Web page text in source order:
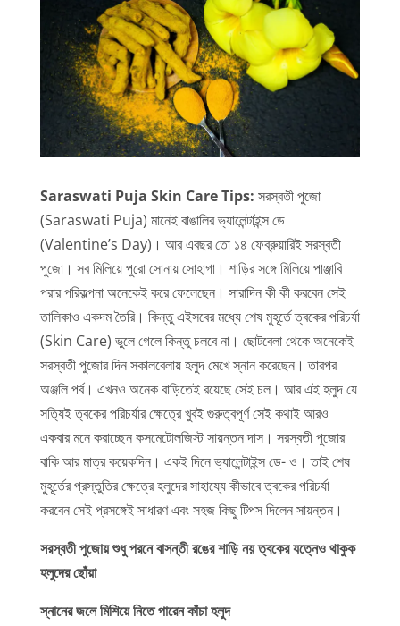
Saraswati Puja Skin Care Tips: সরস্বতী পুজো
(Saraswati Puja) মানেই বাঙালির ভ্যালেন্টাইন্স ডে
(Valentine’s Day)। আর এবছর তো ১৪ ফেব্রুয়ারিই সরস্বতী
পুজো। সব মিলিয়ে পুরো সোনায় সোহাগা। শাড়ির সঙ্গে মিলিয়ে পাঞ্জাবি
পরার পরিকল্পনা অনেকেই করে ফেলেছেন। সারাদিন কী কী করবেন সেই
তালিকাও একদম তৈরি। কিন্তু এইসবের মধ্যে শেষ মুহূর্তে ত্বকের পরিচর্যা
(Skin Care) ভুলে গেলে কিন্তু চলবে না। ছোটবেলা থেকে অনেকেই
সরস্বতী পুজোর দিন সকালবেলায় হলুদ মেখে স্নান করেছেন। তারপর
অঞ্জলি পর্ব। এখনও অনেক বাড়িতেই রয়েছে সেই চল। আর এই হলুদ যে
সত্যিই ত্বকের পরিচর্যার ক্ষেত্রে খুবই গুরুত্বপূর্ণ সেই কথাই আরও
একবার মনে করাচ্ছেন কসমেটোলজিস্ট সায়ন্তন দাস। সরস্বতী পুজোর
বাকি আর মাত্র কয়েকদিন। একই দিনে ভ্যালেন্টাইন্স ডে- ও। তাই শেষ
মুহূর্তের প্রস্তুতির ক্ষেত্রে হলুদের সাহায্যে কীভাবে ত্বকের পরিচর্যা
করবেন সেই প্রসঙ্গেই সাধারণ এবং সহজ কিছু টিপস দিলেন সায়ন্তন।
সরস্বতী পুজোয় শুধু পরনে বাসন্তী রঙের শাড়ি নয় ত্বকের যত্নেও থাকুক
হলুদের ছোঁয়া
স্নানের জলে মিশিয়ে নিতে পারেন কাঁচা হলুদ